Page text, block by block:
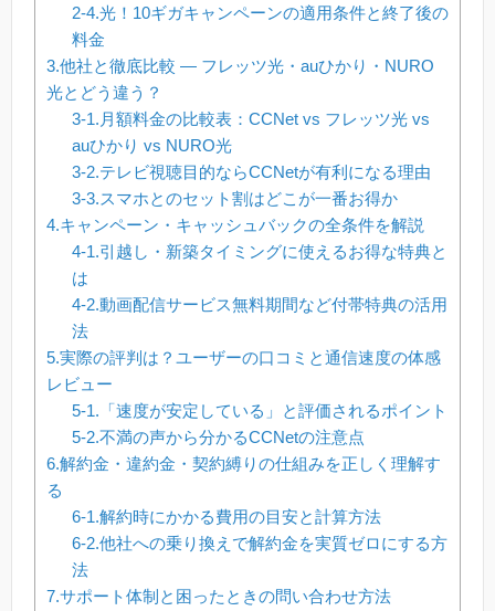
2-4.光！10ギガキャンペーンの適用条件と終了後の
料金
3.他社と徹底比較 — フレッツ光・auひかり・NURO
光とどう違う？
3-1.月額料金の比較表：CCNet vs フレッツ光 vs
auひかり vs NURO光
3-2.テレビ視聴目的ならCCNetが有利になる理由
3-3.スマホとのセット割はどこが一番お得か
4.キャンペーン・キャッシュバックの全条件を解説
4-1.引越し・新築タイミングに使えるお得な特典と
は
4-2.動画配信サービス無料期間など付帯特典の活用
法
5.実際の評判は？ユーザーの口コミと通信速度の体感
レビュー
5-1.「速度が安定している」と評価されるポイント
5-2.不満の声から分かるCCNetの注意点
6.解約金・違約金・契約縛りの仕組みを正しく理解す
る
6-1.解約時にかかる費用の目安と計算方法
6-2.他社への乗り換えで解約金を実質ゼロにする方
法
7.サポート体制と困ったときの問い合わせ方法